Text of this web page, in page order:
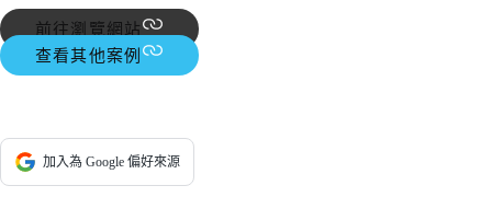
加入為 Google 偏好來源
前往瀏覽網站
查看其他案例